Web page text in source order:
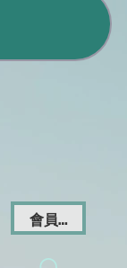
會員登入